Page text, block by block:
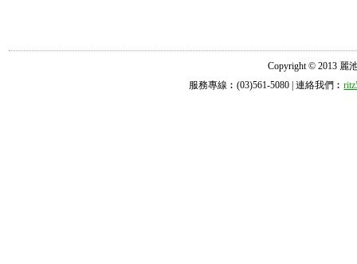
Copyright © 2013 麗
服務專線︰(03)561-5080 | 連絡我們︰